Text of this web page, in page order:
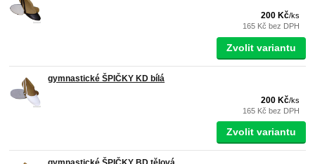
200 Kč/ks
165 Kč bez DPH
Zvolit variantu
gymnastické ŠPIČKY KD bílá
200 Kč/ks
165 Kčbez DPH
Zvolit variantu